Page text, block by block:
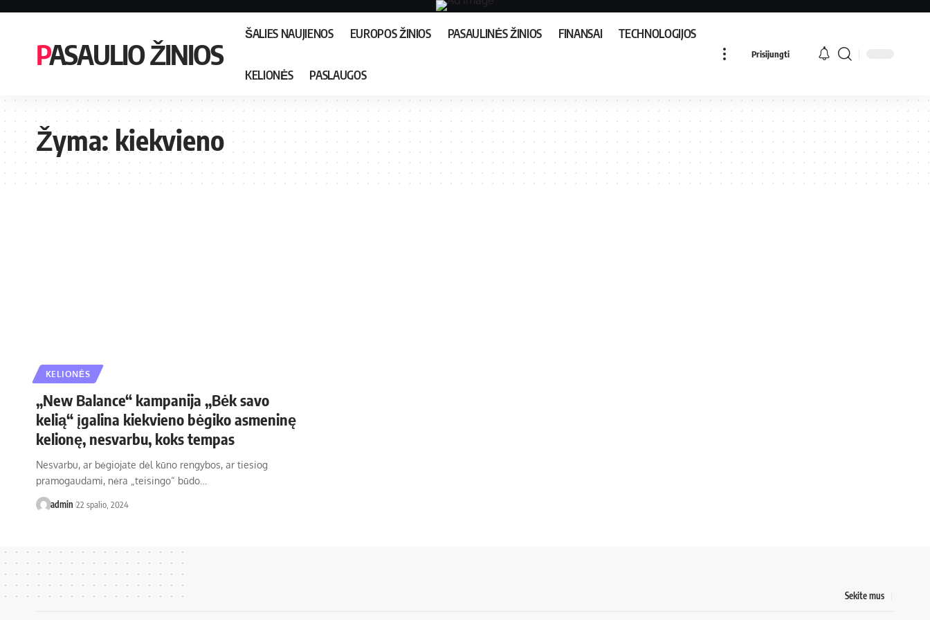
PASAULIO ŽINIOS
ŠALIES NAUJIENOS EUROPOS ŽINIOS PASAULINĖS ŽINIOS FINANSAI TECHNOLOGIJOS
KELIONĖS PASLAUGOS
Prisijungti
Žyma: kiekvieno
KELIONĖS
„New Balance“ kampanija „Bėk savo
kelią“ įgalina kiekvieno bėgiko asmeninę
kelionę, nesvarbu, koks tempas
Nesvarbu, ar bėgiojate dėl kūno rengybos, ar tiesiog
pramogaudami, nėra „teisingo“ būdo…
admin 22 spalio, 2024
Sekite mus